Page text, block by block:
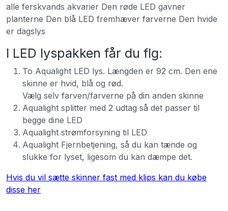
alle ferskvands akvarier Den røde LED gavner
planterne Den blå LED fremhæver farverne Den hvide
er dagslys
I LED lyspakken får du flg:
To Aqualight LED lys. Længden er 92 cm. Den ene
skinne er hvid, blå og rød.
Vælg selv farven/farverne på din anden skinne
Aqualight splitter med 2 udtag så det passer til
begge dine LED
Aqualight strømforsyning til LED
Aqualight Fjernbetjening, så du kan tænde og
slukke for lyset, ligesom du kan dæmpe det.
Hvis du vil sætte skinner fast med klips kan du købe
disse her